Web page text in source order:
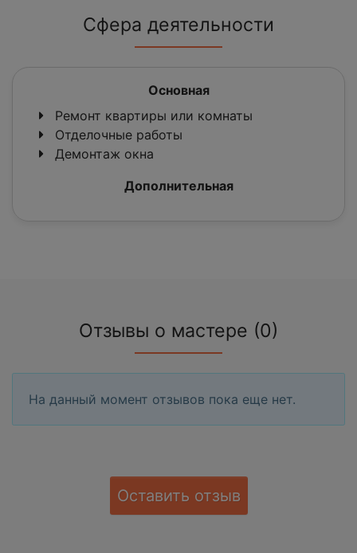
Сфера деятельности
Основная
Ремонт квартиры или комнаты
Отделочные работы
Демонтаж окна
Дополнительная
Отзывы о мастере (0)
На данный момент отзывов пока еще нет.
Оставить отзыв